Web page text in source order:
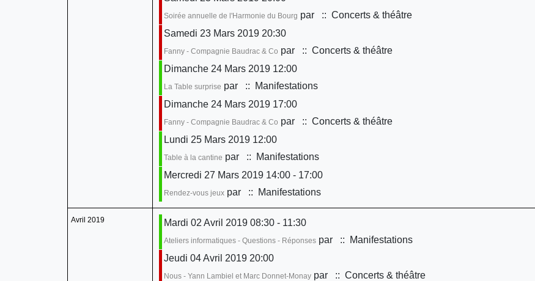
Soirée annuelle de l'Harmonie du Bourg par
:: Concerts & théâtre
Samedi 23 Mars 2019 20:30
Fanny - Compagnie Baudrac & Co par
:: Concerts & théâtre
Dimanche 24 Mars 2019 12:00
La Table surprise par
:: Manifestations
Dimanche 24 Mars 2019 17:00
Fanny - Compagnie Baudrac & Co par
:: Concerts & théâtre
Lundi 25 Mars 2019 12:00
Table à la cantine par
:: Manifestations
Mercredi 27 Mars 2019 14:00 - 17:00
Rendez-vous jeuxpar :: Manifestations
Avril 2019 Mardi 02 Avril 2019 08:30 - 11:30
Ateliers informatiques - Questions - Réponsespar
:: Manifestations
Jeudi 04 Avril 2019 20:00
Nous - Yann Lambiel et Marc Donnet-Monaypar
:: Concerts & théâtre